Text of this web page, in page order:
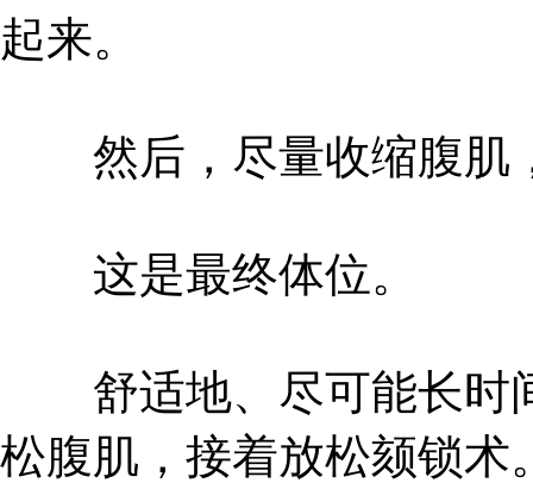
起来。
然后，尽量收缩腹肌
这是最终体位。
舒适地、尽可能长时
松腹肌，接着放松颏锁术